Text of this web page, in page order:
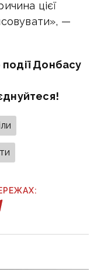
цієї
—
Донбасу